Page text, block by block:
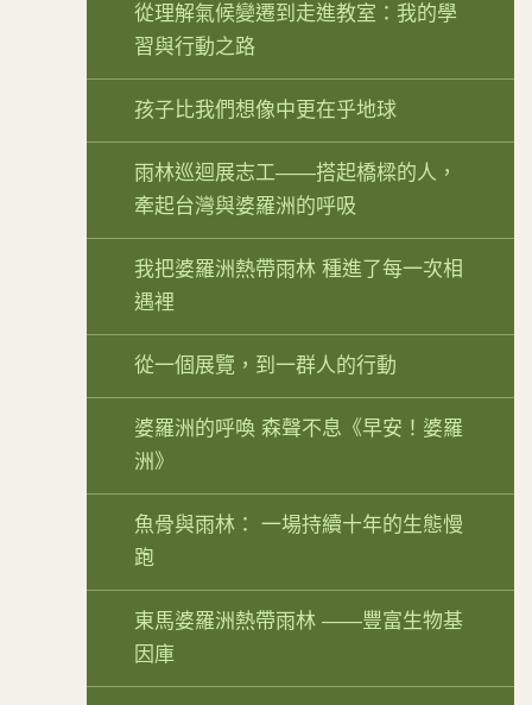
從理解氣候變遷到走進教室：我的學
習與行動之路
孩子比我們想像中更在乎地球
雨林巡迴展志工——搭起橋樑的人，
牽起台灣與婆羅洲的呼吸
我把婆羅洲熱帶雨林 種進了每一次相
遇裡
從一個展覽，到一群人的行動
婆羅洲的呼喚 森聲不息《早安！婆羅
洲》
魚骨與雨林： 一場持續十年的生態慢
跑
東馬婆羅洲熱帶雨林 ——豐富生物基
因庫